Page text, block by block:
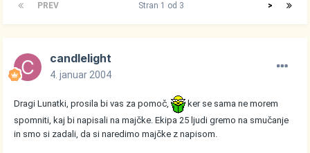
PREV >
Stran 1 od 3
candlelight
4. januar 2004
Dragi Lunatki, prosila bi vas za pomoč,
ker se sama ne morem
spomniti, kaj bi napisali na majčke. Ekipa 25 ljudi gremo na smučanje
in smo si zadali, da si naredimo majčke z napisom.